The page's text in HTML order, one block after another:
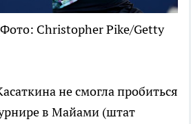
Christopher Pike/Getty
не смогла пробиться
в Майами (штат